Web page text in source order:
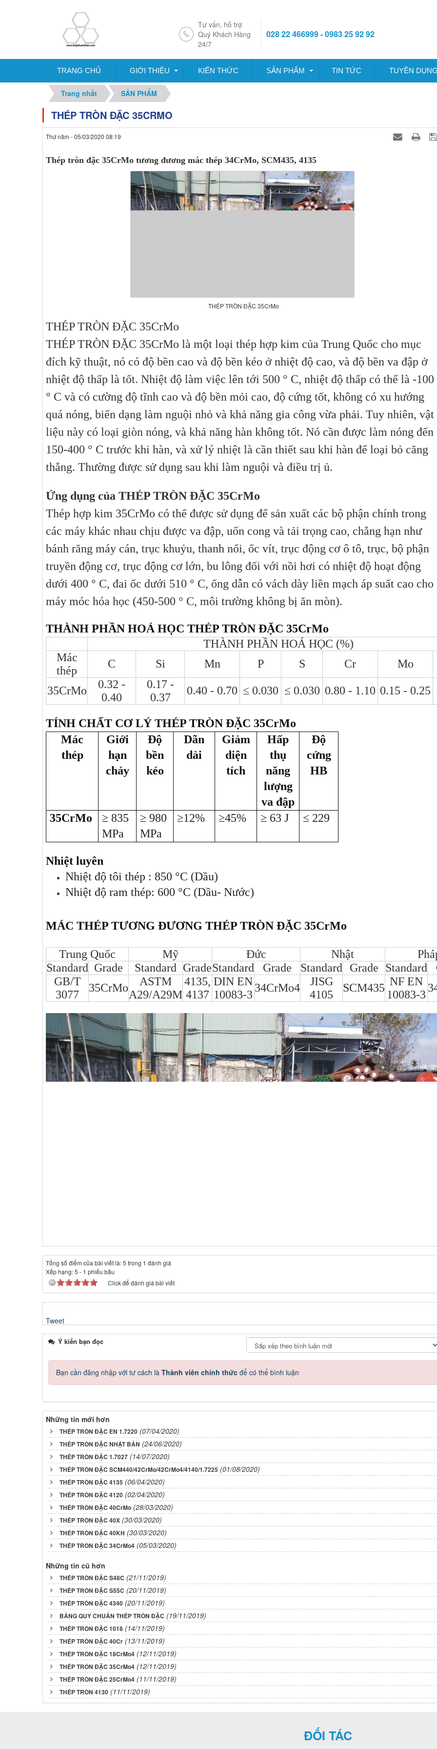
Tư vấn, hỗ trợ
Quý Khách Hàng
24/7
028 22 466999 - 0983 25 92 92
TRANG CHỦ GIỚI THIỆU KIẾN THỨC SẢN PHẨM TIN TỨC TUYỀN DỤNG
Trang nhất SẢN PHẨM
THÉP TRÒN ĐẶC 35CRMO
Thứ năm - 05/03/2020 08:19
Thép tròn đặc 35CrMo tương đương mác thép 34CrMo, SCM435, 4135
THÉP TRÒN ĐẶC 35CrMo
THÉP TRÒN ĐẶC 35CrMo
THÉP TRÒN ĐẶC 35CrMo là một loại thép hợp kim của Trung Quốc cho mục
đích kỹ thuật, nó có độ bền cao và độ bền kéo ở nhiệt độ cao, và độ bền va đập ở
nhiệt độ thấp là tốt. Nhiệt độ làm việc lên tới 500 ° C, nhiệt độ thấp có thể là -100
° C và có cường độ tĩnh cao và độ bền mỏi cao, độ cứng tốt, không có xu hướng
quá nóng, biến dạng làm nguội nhỏ và khả năng gia công vừa phải. Tuy nhiên, vật
liệu này có loại giòn nóng, và khả năng hàn không tốt. Nó cần được làm nóng đến
150-400 ° C trước khi hàn, và xử lý nhiệt là cần thiết sau khi hàn để loại bỏ căng
thẳng. Thường được sử dụng sau khi làm nguội và điều trị ủ.
Ứng dụng của THÉP TRÒN ĐẶC 35CrMo
Thép hợp kim 35CrMo có thể được sử dụng để sản xuất các bộ phận chính trong
các máy khác nhau chịu được va đập, uốn cong và tải trọng cao, chẳng hạn như
bánh răng máy cán, trục khuỷu, thanh nối, ốc vít, trục động cơ ô tô, trục, bộ phận
truyền động cơ, trục động cơ lớn, bu lông đối với nồi hơi có nhiệt độ hoạt động
dưới 400 ° C, đai ốc dưới 510 ° C, ống dẫn có vách dày liền mạch áp suất cao cho
máy móc hóa học (450-500 ° C, môi trường không bị ăn mòn).
THÀNH PHẦN HOÁ HỌC THÉP TRÒN ĐẶC 35CrMo
THÀNH PHẦN HOÁ HỌC (%)
Mác
thép
C Si Mn P S Cr Mo
35CrMo
0.32 -
0.40
0.17 -
0.37
0.40 - 0.70 ≤ 0.030 ≤ 0.030 0.80 - 1.10 0.15 - 0.25
TÍNH CHẤT CƠ LÝ THÉP TRÒN ĐẶC 35CrMo
Mác
thép
Giới
hạn
chảy
Độ
bền
kéo
Dãn
dài
Giảm
diện
tích
Hấp
thụ
năng
lượng
va đập
Độ
cứng
HB
35CrMo
≥ 835
MPa
≥ 980
MPa
≥12% ≥45% ≥ 63 J ≤ 229
Nhiệt luyên
Nhiệt độ tôi thép : 850 °C (Dầu)
Nhiệt độ ram thép: 600 °C (Dầu- Nước)
MÁC THÉP TƯƠNG ĐƯƠNG THÉP TRÒN ĐẶC 35CrMo
Trung Quốc Mỹ Đức Nhật
Standard Grade Standard GradeStandard Grade Standard Grade Standard
GB/T
3077
35CrMo
ASTM
A29/A29M
4135,
4137
DIN EN
10083-3
34CrMo4
JISG
4105
SCM435 NF EN
10083-3
Tổng số điểm của bài viết là: 5 trong 1 đánh giá
Xếp hạng:5 - 1 phiếu bầu
Click để đánh giá bài viết
Tweet
Ý kiến bạn đọc
Bạn cần đăng nhập với tư cách là Thành viên chính thức để có thể bình luận
Những tin mới hơn
THÉP TRÒN ĐẶC EN 1.7220 (07/04/2020)
THÉP TRÒN ĐẶC NHẬT BẢN (24/06/2020)
THÉP TRÒN ĐẶC 1.7027 (14/07/2020)
THÉP TRÒN ĐẶC SCM440/42CrMo/42CrMo4/4140/1.7225 (01/08/2020)
THÉP TRÒN ĐẶC 4135 (06/04/2020)
THÉP TRÒN ĐẶC 4120 (02/04/2020)
THÉP TRÒN ĐẶC 40CrMo (28/03/2020)
THÉP TRÒN ĐẶC 40X (30/03/2020)
THÉP TRÒN ĐẶC 40KH (30/03/2020)
THÉP TRÒN ĐẶC 34CrMo4 (05/03/2020)
Những tin cũ hơn
THÉP TRÒN ĐẶC S48C (21/11/2019)
THÉP TRÒN ĐẶC S55C (20/11/2019)
THÉP TRÒN ĐẶC 4340 (20/11/2019)
BẢNG QUY CHUẨN THÉP TRÒN ĐẶC (19/11/2019)
THÉP TRÒN ĐẶC 1018 (14/11/2019)
THÉP TRÒN ĐẶC 40Cr (13/11/2019)
THÉP TRÒN ĐẶC 18CrMo4 (12/11/2019)
THÉP TRÒN ĐẶC 35CrMo4 (12/11/2019)
THÉP TRÒN ĐẶC 25CrMo4 (11/11/2019)
THÉP TRÒN 4130 (11/11/2019)
ĐỐI TÁC